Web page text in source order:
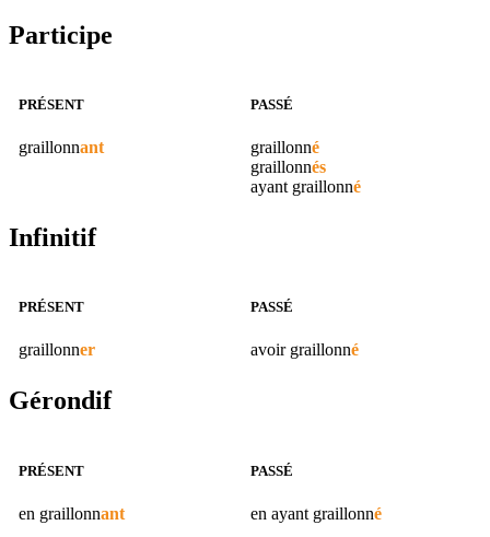
Participe
PRÉSENT
graillonnant
PASSÉ
graillonné
graillonnés
ayant graillonné
Infinitif
PRÉSENT
graillonner
PASSÉ
avoir graillonné
Gérondif
PRÉSENT
en graillonnant
PASSÉ
en ayant graillonné